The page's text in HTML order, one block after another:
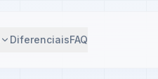
DiferenciaisFAQ